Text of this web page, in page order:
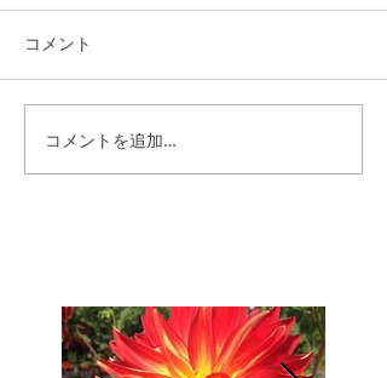
コメント
コメントを追加…